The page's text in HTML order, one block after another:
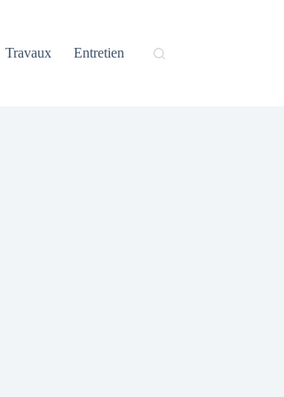
Travaux Entretien